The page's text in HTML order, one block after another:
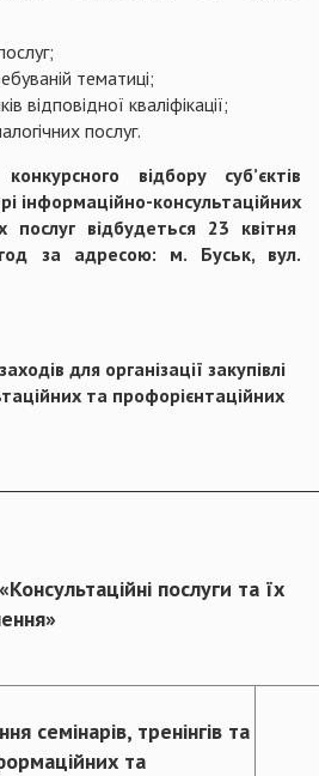
тематиці;
відповідної кваліфікації;
послуг.
відбору суб’єктів
інформаційно-консультаційних
послуг відбудеться 23 квітня
за адресою: м. Буськ, вул.
для організації закупівлі
та профорієнтаційних
послуги та їх
семінарів, тренінгів та
та